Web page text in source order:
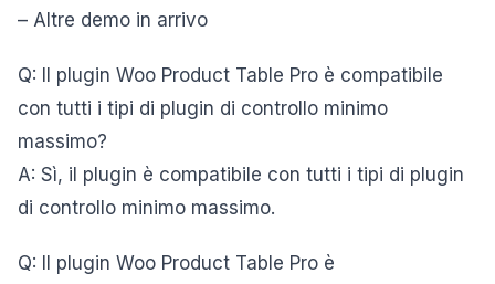
– Altre demo in arrivo
Q: Il plugin Woo Product Table Pro è compatibile
con tutti i tipi di plugin di controllo minimo
massimo?
A: Sì, il plugin è compatibile con tutti i tipi di plugin
di controllo minimo massimo.
Q: Il plugin Woo Product Table Pro è